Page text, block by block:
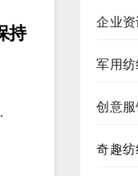
持
企业资
军用纺
创意服
奇趣纺